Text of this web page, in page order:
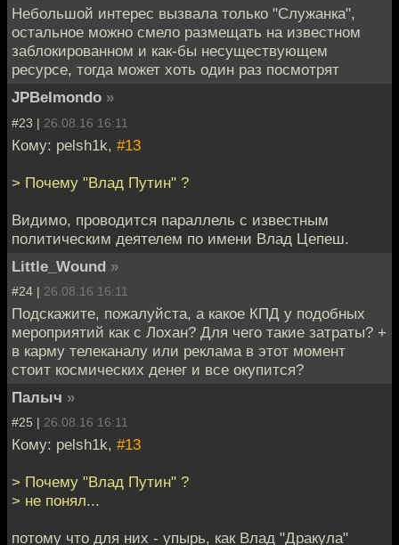
Небольшой интерес вызвала только "Служанка",
остальное можно смело размещать на известном
заблокированном и как-бы несуществующем
ресурсе, тогда может хоть один раз посмотрят
JPBelmondo »
#23 | 26.08.16 16:11
Кому: pelsh1k, #13
> Почему "Влад Путин" ?
Видимо, проводится параллель с известным
политическим деятелем по имени Влад Цепеш.
Little_Wound »
#24 | 26.08.16 16:11
Подскажите, пожалуйста, а какое КПД у подобных
мероприятий как с Лохан? Для чего такие затраты? +
в карму телеканалу или реклама в этот момент
стоит космических денег и все окупится?
Палыч »
#25 | 26.08.16 16:11
Кому: pelsh1k, #13
> Почему "Влад Путин" ?
> не понял...
потому что для них - упырь, как Влад "Дракула"